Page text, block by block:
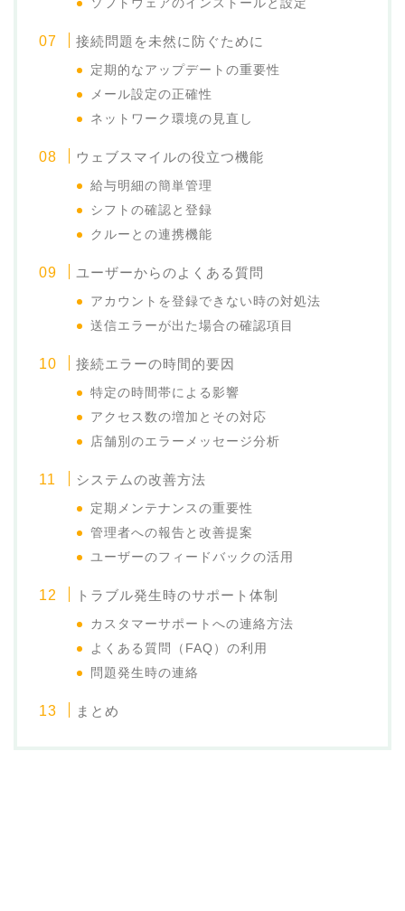
ソフトウェアのインストールと設定
接続問題を未然に防ぐために
定期的なアップデートの重要性
メール設定の正確性
ネットワーク環境の見直し
ウェブスマイルの役立つ機能
給与明細の簡単管理
シフトの確認と登録
クルーとの連携機能
ユーザーからのよくある質問
アカウントを登録できない時の対処法
送信エラーが出た場合の確認項目
接続エラーの時間的要因
特定の時間帯による影響
アクセス数の増加とその対応
店舗別のエラーメッセージ分析
システムの改善方法
定期メンテナンスの重要性
管理者への報告と改善提案
ユーザーのフィードバックの活用
トラブル発生時のサポート体制
カスタマーサポートへの連絡方法
よくある質問（FAQ）の利用
問題発生時の連絡
まとめ